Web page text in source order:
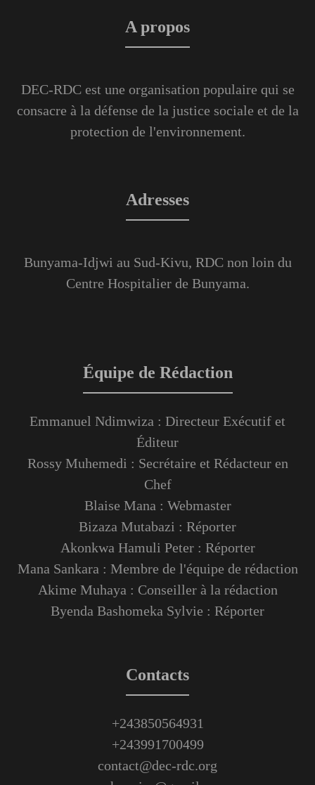
A propos
DEC-RDC est une organisation populaire qui se
consacre à la défense de la justice sociale et de la
protection de l'environnement.
Adresses
Bunyama-Idjwi au Sud-Kivu, RDC non loin du
Centre Hospitalier de Bunyama.
Équipe de Rédaction
Emmanuel Ndimwiza : Directeur Exécutif et
Éditeur
Rossy Muhemedi : Secrétaire et Rédacteur en
Chef
Blaise Mana : Webmaster
Bizaza Mutabazi : Réporter
Akonkwa Hamuli Peter : Réporter
Mana Sankara : Membre de l'équipe de rédaction
Akime Muhaya : Conseiller à la rédaction
Byenda Bashomeka Sylvie : Réporter
Contacts
+243850564931
+243991700499
contact@dec-rdc.org